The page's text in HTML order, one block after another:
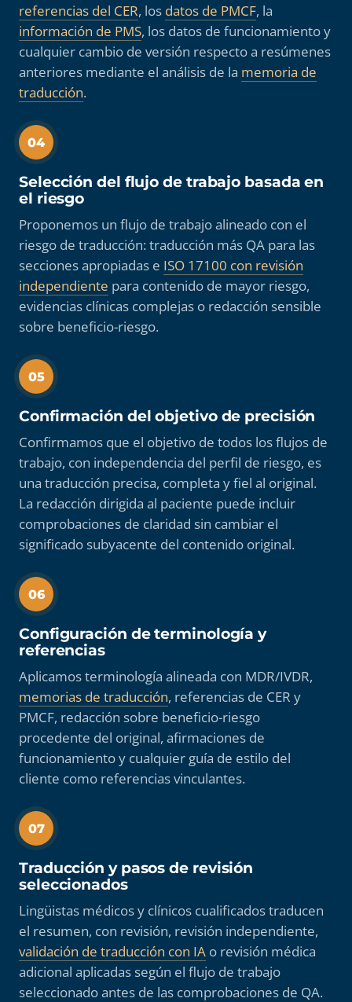
referencias del CER, los datos de PMCF, la
información de PMS, los datos de funcionamiento y
cualquier cambio de versión respecto a resúmenes
anteriores mediante el análisis de la memoria de
traducción.
04
Selección del flujo de trabajo basada en
el riesgo
Proponemos un flujo de trabajo alineado con el
riesgo de traducción: traducción más QA para las
secciones apropiadas e ISO 17100 con revisión
independiente para contenido de mayor riesgo,
evidencias clínicas complejas o redacción sensible
sobre beneficio-riesgo.
05
Confirmación del objetivo de precisión
Confirmamos que el objetivo de todos los flujos de
trabajo, con independencia del perfil de riesgo, es
una traducción precisa, completa y fiel al original.
La redacción dirigida al paciente puede incluir
comprobaciones de claridad sin cambiar el
significado subyacente del contenido original.
06
Configuración de terminología y
referencias
Aplicamos terminología alineada con MDR/IVDR,
memorias de traducción, referencias de CER y
PMCF, redacción sobre beneficio-riesgo
procedente del original, afirmaciones de
funcionamiento y cualquier guía de estilo del
cliente como referencias vinculantes.
07
Traducción y pasos de revisión
seleccionados
Lingüistas médicos y clínicos cualificados traducen
el resumen, con revisión, revisión independiente,
validación de traducción con IA o revisión médica
adicional aplicadas según el flujo de trabajo
seleccionado antes de las comprobaciones de QA.